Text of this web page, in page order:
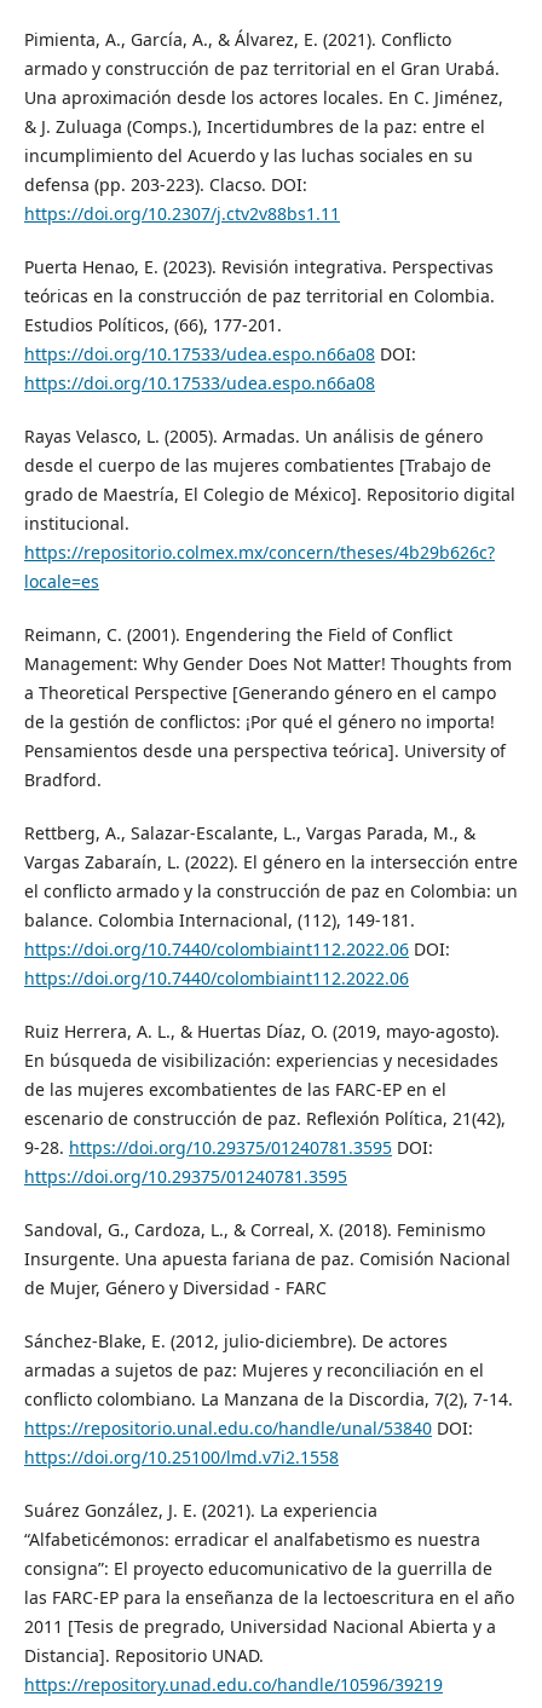
Pimienta, A., García, A., & Álvarez, E. (2021). Conflicto
armado y construcción de paz territorial en el Gran Urabá.
Una aproximación desde los actores locales. En C. Jiménez,
& J. Zuluaga (Comps.), Incertidumbres de la paz: entre el
incumplimiento del Acuerdo y las luchas sociales en su
defensa (pp. 203-223). Clacso. DOI:
https://doi.org/10.2307/j.ctv2v88bs1.11
Puerta Henao, E. (2023). Revisión integrativa. Perspectivas
teóricas en la construcción de paz territorial en Colombia.
Estudios Políticos, (66), 177-201.
https://doi.org/10.17533/udea.espo.n66a08DOI:
https://doi.org/10.17533/udea.espo.n66a08
Rayas Velasco, L. (2005). Armadas. Un análisis de género
desde el cuerpo de las mujeres combatientes [Trabajo de
grado de Maestría, El Colegio de México]. Repositorio digital
institucional.
https://repositorio.colmex.mx/concern/theses/4b29b626c?
locale=es
Reimann, C. (2001). Engendering the Field of Conflict
Management: Why Gender Does Not Matter! Thoughts from
a Theoretical Perspective [Generando género en el campo
de la gestión de conflictos: ¡Por qué el género no importa!
Pensamientos desde una perspectiva teórica]. University of
Bradford.
Rettberg, A., Salazar-Escalante, L., Vargas Parada, M., &
Vargas Zabaraín, L. (2022). El género en la intersección entre
el conflicto armado y la construcción de paz en Colombia: un
balance. Colombia Internacional, (112), 149-181.
https://doi.org/10.7440/colombiaint112.2022.06DOI:
https://doi.org/10.7440/colombiaint112.2022.06
Ruiz Herrera, A. L., & Huertas Díaz, O. (2019, mayo-agosto).
En búsqueda de visibilización: experiencias y necesidades
de las mujeres excombatientes de las FARC-EP en el
escenario de construcción de paz. Reflexión Política, 21(42),
9-28. https://doi.org/10.29375/01240781.3595DOI:
https://doi.org/10.29375/01240781.3595
Sandoval, G., Cardoza, L., & Correal, X. (2018). Feminismo
Insurgente. Una apuesta fariana de paz. Comisión Nacional
de Mujer, Género y Diversidad - FARC
Sánchez-Blake, E. (2012, julio-diciembre). De actores
armadas a sujetos de paz: Mujeres y reconciliación en el
conflicto colombiano. La Manzana de la Discordia, 7(2), 7-14.
https://repositorio.unal.edu.co/handle/unal/53840DOI:
https://doi.org/10.25100/lmd.v7i2.1558
Suárez González, J. E. (2021). La experiencia
“Alfabeticémonos: erradicar el analfabetismo es nuestra
consigna”: El proyecto educomunicativo de la guerrilla de
las FARC-EP para la enseñanza de la lectoescritura en el año
2011 [Tesis de pregrado, Universidad Nacional Abierta y a
Distancia]. Repositorio UNAD.
https://repository.unad.edu.co/handle/10596/39219